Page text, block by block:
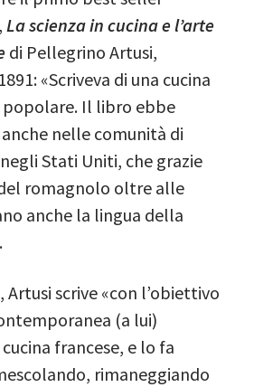
La scienza in cucina e l’arte
di Pellegrino Artusi,
«Scriveva di una cucina
popolare. Il libro ebbe
nelle comunità di
Stati Uniti, che grazie
romagnolo oltre alle
anche la lingua della
Artusi scrive «con l’obiettivo
(a lui)
francese, e lo fa
rimaneggiando